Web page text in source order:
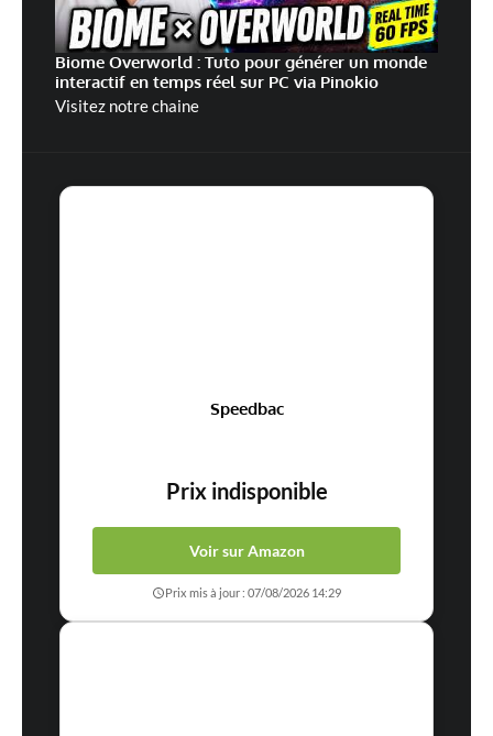
Biome Overworld : Tuto pour générer un monde
interactif en temps réel sur PC via Pinokio
Visitez notre chaine
Speedbac
Prix indisponible
Voir sur Amazon
Prix mis à jour : 07/08/2026 14:29